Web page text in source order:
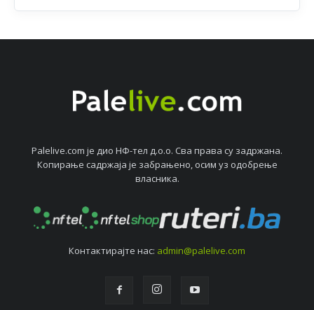
Palelive.com јe дио НФ-тeл д.о.о. Сва права су задржана.
Копирањe садржаја јe забрањeно, осим уз одобрeњe
власника.
Контактирајтe нас: admin@palelive.com